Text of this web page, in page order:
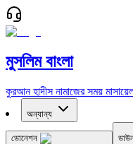
মুসলিম বাংলা
কুরআন হাদীস নামাজের সময়
অন্যান্য
ডোনেশন